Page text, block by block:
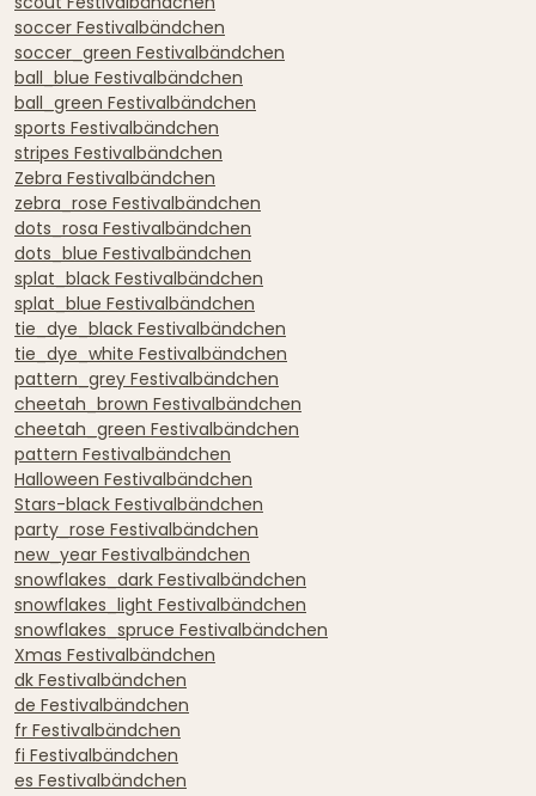
soccer Festivalbändchen
soccer_green Festivalbändchen
ball_blue Festivalbändchen
ball_green Festivalbändchen
sports Festivalbändchen
stripes Festivalbändchen
Zebra Festivalbändchen
zebra_rose Festivalbändchen
dots_rosa Festivalbändchen
dots_blue Festivalbändchen
splat_black Festivalbändchen
splat_blue Festivalbändchen
tie_dye_black Festivalbändchen
tie_dye_white Festivalbändchen
pattern_grey Festivalbändchen
cheetah_brown Festivalbändchen
cheetah_green Festivalbändchen
pattern Festivalbändchen
Halloween Festivalbändchen
Stars-black Festivalbändchen
party_rose Festivalbändchen
new_year Festivalbändchen
snowflakes_dark Festivalbändchen
snowflakes_light Festivalbändchen
snowflakes_spruce Festivalbändchen
Xmas Festivalbändchen
dk Festivalbändchen
de Festivalbändchen
fr Festivalbändchen
fi Festivalbändchen
es Festivalbändchen